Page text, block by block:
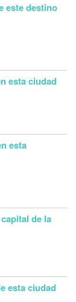
este destino
esta ciudad
esta
de la
esta ciudad